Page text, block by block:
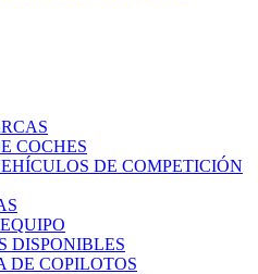
COCHES
DE COMPETICIÓN
DISPONIBLES
DE COPILOTOS